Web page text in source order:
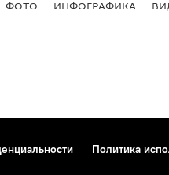
ФОТО ИНФОГРАФИКА
Политика